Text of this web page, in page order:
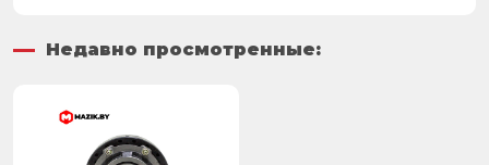
Недавно просмотренные: